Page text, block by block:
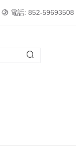
 電話: 852-59693508
